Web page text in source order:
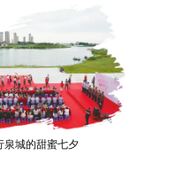
泉城的甜蜜七夕